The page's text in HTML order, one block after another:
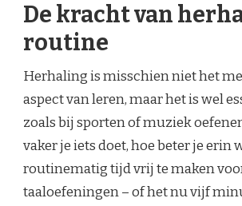
De kracht van
routine
Herhaling is misschien niet het
aspect van leren, maar het is wel
zoals bij sporten of muziek
vaker je iets doet, hoe beter je erin
routinematig tijd vrij te maken
taaloefeningen – of het nu vijf